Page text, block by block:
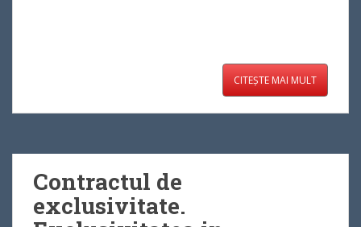
CITEȘTE MAI MULT
Contractul de
exclusivitate.